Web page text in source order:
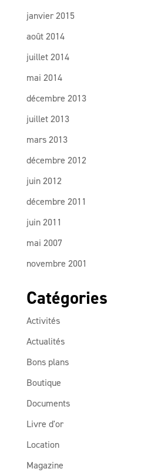
janvier 2015
août 2014
juillet 2014
mai 2014
décembre 2013
juillet 2013
mars 2013
décembre 2012
juin 2012
décembre 2011
juin 2011
mai 2007
novembre 2001
Catégories
Activités
Actualités
Bons plans
Boutique
Documents
Livre d'or
Location
Magazine